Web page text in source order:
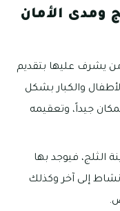
ومدى الأمان
يشرف عليها بتقديم
والكبار بشكل
جيداً، وتعقيمه
الثلج، فيوجد بها
إلى آخر وكذلك